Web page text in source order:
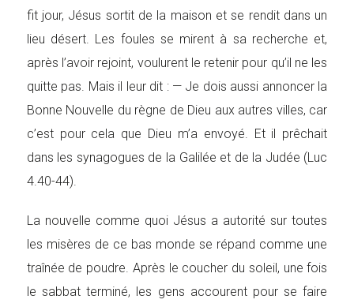
fit jour, Jésus sortit de la maison et se rendit dans un
lieu désert. Les foules se mirent à sa recherche et,
après l’avoir rejoint, voulurent le retenir pour qu’il ne les
quitte pas. Mais il leur dit : — Je dois aussi annoncer la
Bonne Nouvelle du règne de Dieu aux autres villes, car
c’est pour cela que Dieu m’a envoyé. Et il prêchait
dans les synagogues de la Galilée et de la Judée (Luc
4.40-44).
La nouvelle comme quoi Jésus a autorité sur toutes
les misères de ce bas monde se répand comme une
traînée de poudre. Après le coucher du soleil, une fois
le sabbat terminé, les gens accourent pour se faire